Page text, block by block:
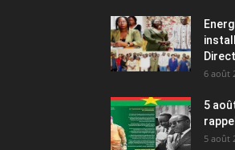
6 août
5
5 août